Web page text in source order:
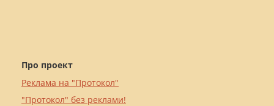
Про проект
Реклама на "Протокол"
"Протокол" без реклами!